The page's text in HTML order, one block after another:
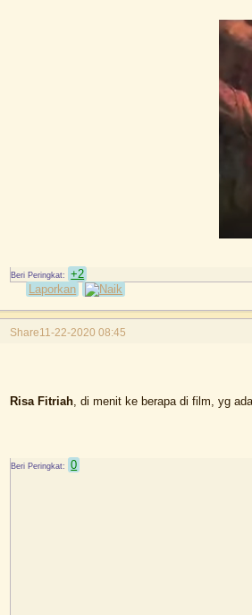
+2
Laporkan
Share11-22-2020 08:45
Risa Fitriah , di menit ke berapa di film, yg
0